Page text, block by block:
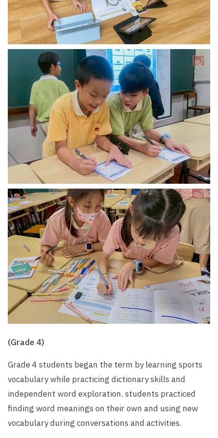
(Grade 4)
Grade 4 students began the term by learning sports
vocabulary while practicing dictionary skills and
independent word exploration. students practiced
finding word meanings on their own and using new
vocabulary during conversations and activities.